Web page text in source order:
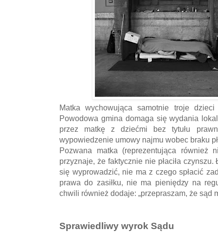
Matka wychowująca samotnie troje
Powodowa gmina domaga się wydania
przez matkę z dziećmi bez tytułu
wypowiedzenie umowy najmu wobec braku
Pozwana matka (reprezentująca również
przyznaje, że faktycznie nie płaciła
się wyprowadzić, nie ma z czego spłacić
prawa do zasiłku, nie ma pieniędzy na
chwili również dodaje: „przepraszam, że sąd
Sprawiedliwy wyrok Sądu